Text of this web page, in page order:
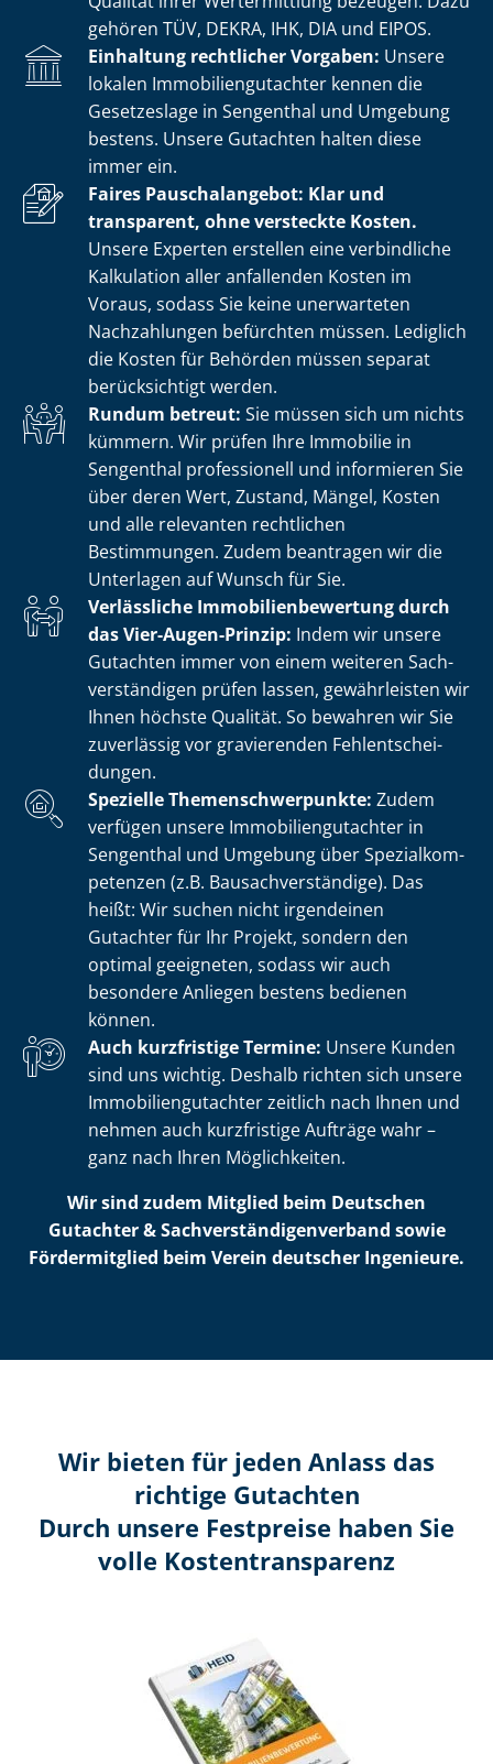
gehören TÜV, DEKRA, IHK, DIA und EIPOS.
Einhaltung rechtlicher Vorgaben: Unsere
lokalen Im­mo­bi­li­en­gut­ach­ter kennen die
Gesetzeslage in Sengenthal und Umgebung
bestens. Unsere Gutachten halten diese
immer ein.
Faires Pauschalangebot: Klar und
transparent, ohne versteckte Kosten.
Unsere Experten erstellen eine verbindliche
Kalkulation aller anfallenden Kosten im
Voraus, sodass Sie keine unerwarteten
Nachzahlungen befürchten müssen. Lediglich
die Kosten für Behörden müssen separat
berücksichtigt werden.
Rundum betreut: Sie müssen sich um nichts
kümmern. Wir prüfen Ihre Immobilie in
Sengenthal professionell und informieren Sie
über deren Wert, Zustand, Mängel, Kosten
und alle relevanten rechtlichen
Bestimmungen. Zudem beantragen wir die
Unterlagen auf Wunsch für Sie.
Verlässliche Im­mo­bi­li­en­be­wer­tung durch
das Vier-Augen-Prinzip: Indem wir unsere
Gutachten immer von einem weiteren Sach­
ver­stän­di­gen prüfen lassen, gewährleisten wir
Ihnen höchste Qualität. So bewahren wir Sie
zuverlässig vor gravierenden Fehl­ent­schei­
dun­gen.
Spezielle The­men­schwer­punk­te: Zudem
verfügen unsere Im­mo­bi­li­en­gut­ach­ter in
Sengenthal und Umgebung über Spe­zi­al­kom­
pe­ten­zen (z.B. Bau­sach­ver­stän­di­ge). Das
heißt: Wir suchen nicht irgendeinen
Gutachter für Ihr Projekt, sondern den
optimal geeigneten, sodass wir auch
besondere Anliegen bestens bedienen
können.
Auch kurzfristige Termine: Unsere Kunden
sind uns wichtig. Deshalb richten sich unsere
Im­mo­bi­li­en­gut­ach­ter zeitlich nach Ihnen und
nehmen auch kurzfristige Aufträge wahr –
ganz nach Ihren Möglichkeiten.
Wir sind zudem Mitglied beim Deutschen
Gutachter & Sach­ver­stän­di­gen­ver­band sowie
Fördermitglied beim Verein deutscher Ingenieure.
Wir bieten für jeden Anlass das
richtige Gutachten
Durch unsere Festpreise haben Sie
volle Kosten­transparenz